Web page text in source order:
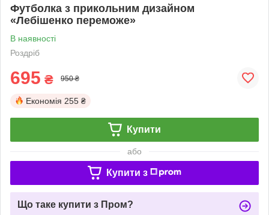
Футболка з прикольним дизайном
«Лебішенко переможе»
В наявності
Роздріб
695 ₴ 950 ₴
Економія 255 ₴
Купити
або
Купити з
Що таке купити з Пром?